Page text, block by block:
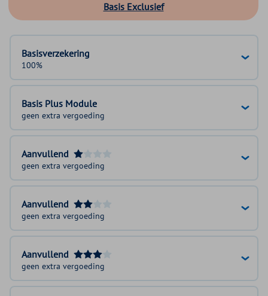
Basis Exclusief
Basisverzekering
100%
Basis Plus Module
geen extra vergoeding
Aanvullend
geen extra vergoeding
Aanvullend
geen extra vergoeding
Aanvullend
geen extra vergoeding